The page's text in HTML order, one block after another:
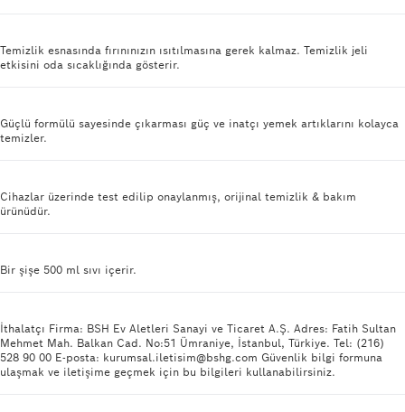
Temizlik esnasında fırınınızın ısıtılmasına gerek kalmaz. Temizlik jeli
etkisini oda sıcaklığında gösterir.
Güçlü formülü sayesinde çıkarması güç ve inatçı yemek artıklarını kolayca
temizler.
Cihazlar üzerinde test edilip onaylanmış, orijinal temizlik & bakım
ürünüdür.
Bir şişe 500 ml sıvı içerir.
İthalatçı Firma: BSH Ev Aletleri Sanayi ve Ticaret A.Ş. Adres: Fatih Sultan
Mehmet Mah. Balkan Cad. No:51 Ümraniye, İstanbul, Türkiye. Tel: (216)
528 90 00 E-posta: kurumsal.iletisim@bshg.com Güvenlik bilgi formuna
ulaşmak ve iletişime geçmek için bu bilgileri kullanabilirsiniz.